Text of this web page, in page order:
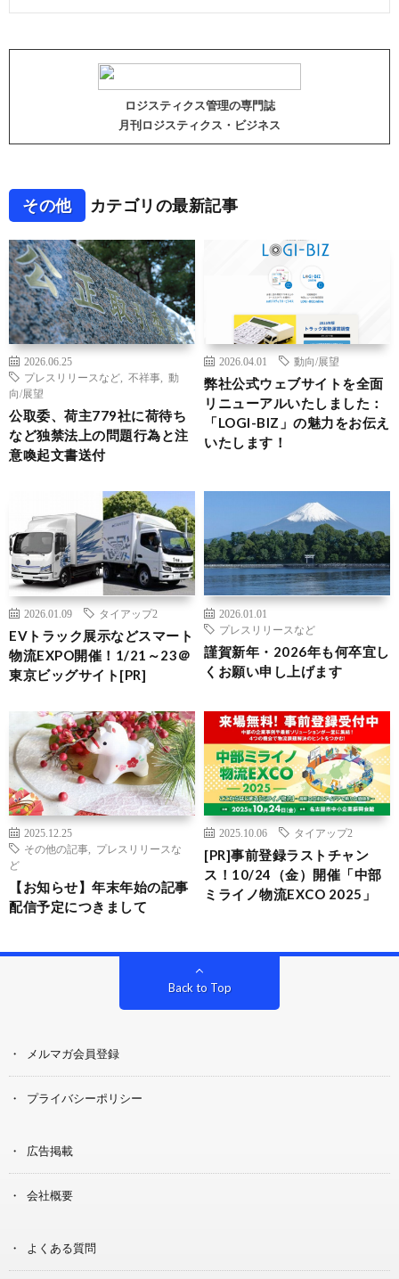
ロジスティクス管理の専門誌
月刊ロジスティクス・ビジネス
その他 カテゴリの最新記事
2026.06.25
プレスリリースなど
不祥事
動
向/展望
公取委、荷主779社に荷待ち
など独禁法上の問題行為と注
意喚起文書送付
2026.04.01 動向/展望
弊社公式ウェブサイトを全面
リニューアルいたしました：
「LOGI-BIZ」の魅力をお伝え
いたします！
2026.01.09 タイアップ2
EVトラック展示などスマート
物流EXPO開催！1/21～23＠
東京ビッグサイト[PR]
2026.01.01
プレスリリースなど
謹賀新年・2026年も何卒宜し
くお願い申し上げます
2025.12.25
その他の記事
プレスリリースな
ど
【お知らせ】年末年始の記事
配信予定につきまして
2025.10.06 タイアップ2
[PR]事前登録ラストチャン
ス！10/24（金）開催「中部
ミライノ物流EXCO 2025」
Back to Top
メルマガ会員登録
プライバシーポリシー
広告掲載
会社概要
よくある質問